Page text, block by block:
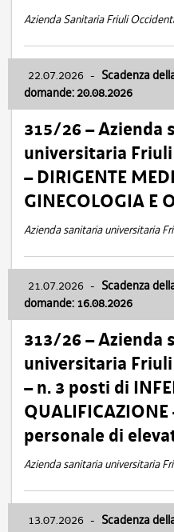
Azienda Sanitaria Friuli
22.07.2026 - Scadenza
domande: 20.08.2026
315/26 – Azienda
universitaria Friuli
– DIRIGENTE
GINECOLOGIA E
Azienda sanitaria universitaria
21.07.2026 - Scadenza
domande: 16.08.2026
313/26 – Azienda
universitaria Friuli
– n. 3 posti di
personale di
Azienda sanitaria universitaria
13.07.2026 - Scadenza